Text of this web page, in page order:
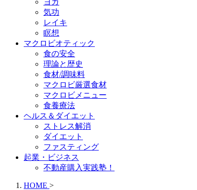
ヨガ
気功
レイキ
瞑想
マクロビオティック
食の安全
理論と歴史
食材/調味料
マクロビ厳選食材
マクロビメニュー
食養療法
ヘルス＆ダイエット
ストレス解消
ダイエット
ファスティング
起業・ビジネス
不動産購入実践塾！
HOME >